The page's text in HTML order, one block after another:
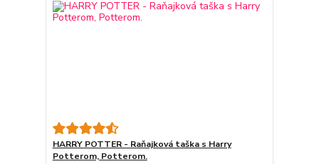
HARRY POTTER - Raňajková taška s Harry
Potterom, Potterom.